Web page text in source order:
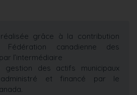
grâce à la contribution
canadienne des
l’intermédiaire
des actifs municipaux
et financé par le